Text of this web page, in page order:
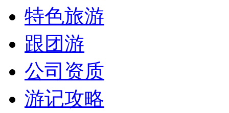
特色旅游
跟团游
公司资质
游记攻略